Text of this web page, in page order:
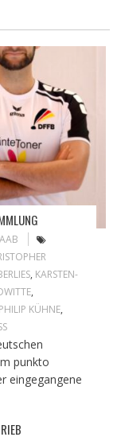
, KARSTEN-
,
PHILIP KÜHNE,
punkto
eingegangene